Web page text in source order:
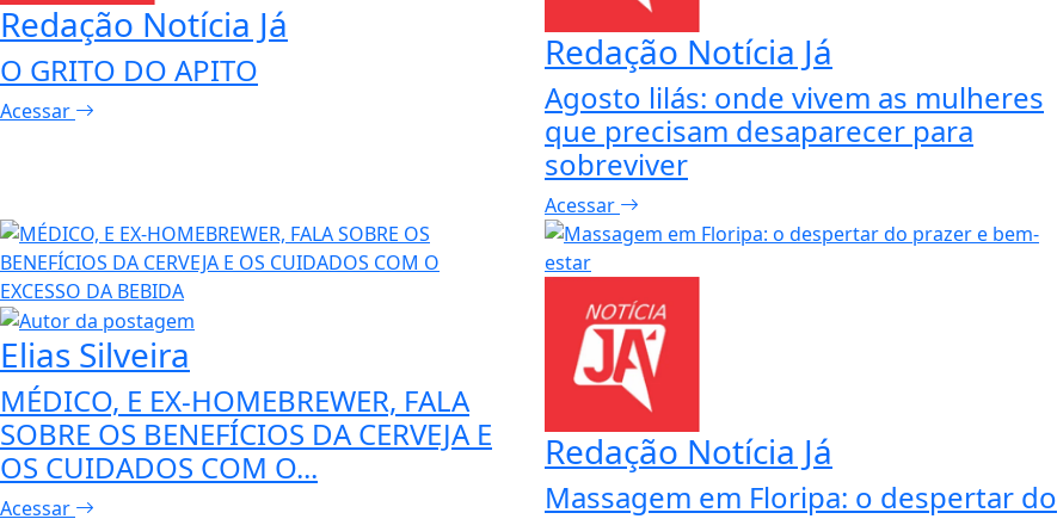
Redação Notícia Já
O GRITO DO APITO
Acessar
Redação Notícia Já
Agosto lilás: onde vivem as mulheres
que precisam desaparecer para
sobreviver
Acessar
Elias Silveira
MÉDICO, E EX-HOMEBREWER, FALA
SOBRE OS BENEFÍCIOS DA CERVEJA E
OS CUIDADOS COM O...
Acessar
Redação Notícia Já
Massagem em Floripa: o despertar do